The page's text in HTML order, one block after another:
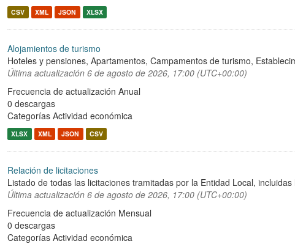
CSV XML JSON XLSX
Alojamientos de turismo
Hoteles y pensiones, Apartamentos, Campamentos de turismo,
Última actualización 6 de agosto de 2026, 17:00 (UTC+00:00)
Frecuencia de actualización Anual
0 descargas
Categorías Actividad económica
XLSX XML JSON CSV
Relación de licitaciones
Listado de todas las licitaciones tramitadas por la Entidad Local,
Última actualización 6 de agosto de 2026, 17:00 (UTC+00:00)
Frecuencia de actualización Mensual
0 descargas
Categorías Actividad económica